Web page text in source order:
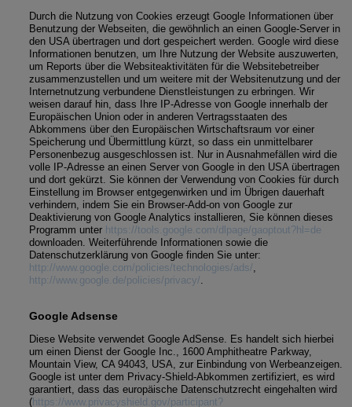
Durch die Nutzung von Cookies erzeugt Google Informationen über
Benutzung der Webseiten, die gewöhnlich an einen Google-Server in
den USA übertragen und dort gespeichert werden. Google wird diese
Informationen benutzen, um Ihre Nutzung der Website auszuwerten,
um Reports über die Websiteaktivitäten für die Websitebetreiber
zusammenzustellen und um weitere mit der Websitenutzung und der
Internetnutzung verbundene Dienstleistungen zu erbringen. Wir
weisen darauf hin, dass Ihre IP-Adresse von Google innerhalb der
Europäischen Union oder in anderen Vertragsstaaten des
Abkommens über den Europäischen Wirtschaftsraum vor einer
Speicherung und Übermittlung kürzt, so dass ein unmittelbarer
Personenbezug ausgeschlossen ist. Nur in Ausnahmefällen wird die
volle IP-Adresse an einen Server von Google in den USA übertragen
und dort gekürzt. Sie können der Verwendung von Cookies für durch
Einstellung im Browser entgegenwirken und im Übrigen dauerhaft
verhindern, indem Sie ein Browser-Add-on von Google zur
Deaktivierung von Google Analytics installieren, Sie können dieses
Programm unter https://tools.google.com/dlpage/gaoptout?hl=de
downloaden. Weiterführende Informationen sowie die
Datenschutzerklärung von Google finden Sie unter:
http://www.google.com/policies/technologies/ads/
http://www.google.de/policies/privacy/
Google Adsense
Diese Website verwendet Google AdSense. Es handelt sich hierbei
um einen Dienst der Google Inc., 1600 Amphitheatre Parkway,
Mountain View, CA 94043, USA, zur Einbindung von Werbeanzeigen.
Google ist unter dem Privacy-Shield-Abkommen zertifiziert, es wird
garantiert, dass das europäische Datenschutzrecht eingehalten wird
( https://www.privacyshield.gov/participant?